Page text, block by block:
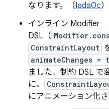
なります。（Iada0c）
インライン Modifier
DSL（
ConstraintLayout
animateChanges =
ました。制約 DSL で
に、
にアニメーション化